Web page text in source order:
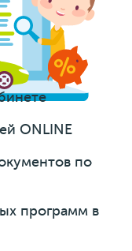
ONLINE
по
программ в